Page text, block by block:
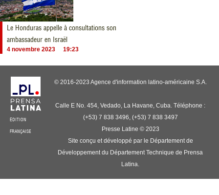
Le Honduras appelle à consultations son
ambassadeur en Israël
4 novembre 2023 19:23
ÉDITION
FRANÇAISE
© 2016-2023 Agence d'information latino-américaine S.A.
Calle E No. 454, Vedado, La Havane, Cuba. Téléphone :
(+53) 7 838 3496, (+53) 7 838 3497
Presse Latine © 2023
Site conçu et développé par le Département de
Développement du Département Technique de Prensa
Latina.